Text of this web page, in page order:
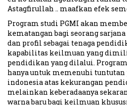
Astagfirullah .. maafkan efek
Program studi PGMI akan
kematangan bagi seorang
dan profil sebagai tenaga
kapabilitas keilmuan yang
pendidikan yang dilalui.
hanya untuk memenuhi
indonesia atas kekurangan
melainkan keberadaanya
warna baru bagi keilmuan